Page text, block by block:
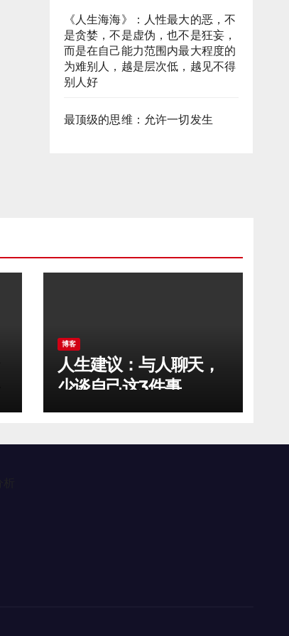
《人生海海》：人性最大的恶，不
是贪婪，不是虚伪，也不是狂妄，
而是在自己能力范围内最大程度的
为难别人，越是层次低，越见不得
别人好
最顶级的思维：允许一切发生
博客
人生建议：与人聊天，
少谈自己这3件事